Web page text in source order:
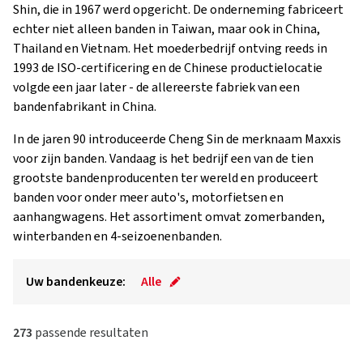
Shin, die in 1967 werd opgericht. De onderneming fabriceert
echter niet alleen banden in Taiwan, maar ook in China,
Thailand en Vietnam. Het moederbedrijf ontving reeds in
1993 de ISO-certificering en de Chinese productielocatie
volgde een jaar later - de allereerste fabriek van een
bandenfabrikant in China.
In de jaren 90 introduceerde Cheng Sin de merknaam Maxxis
voor zijn banden. Vandaag is het bedrijf een van de tien
grootste bandenproducenten ter wereld en produceert
banden voor onder meer auto's, motorfietsen en
aanhangwagens. Het assortiment omvat zomerbanden,
winterbanden en 4-seizoenenbanden.
Uw bandenkeuze: Alle
273 passende resultaten